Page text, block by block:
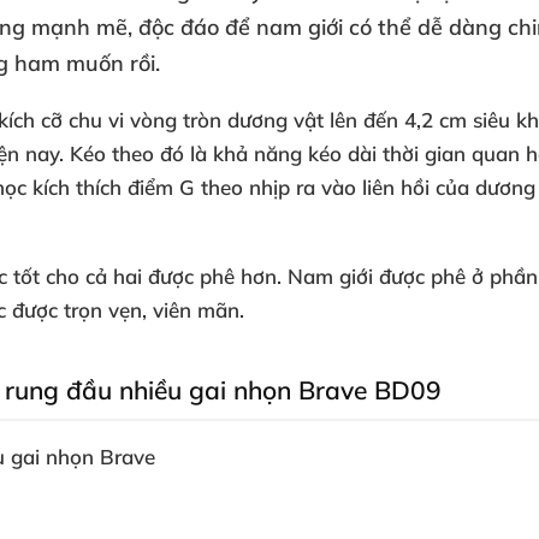
mạnh mẽ, độc đáo để nam giới có thể dễ dàng
ham muốn rồi.
cỡ chu vi vòng tròn dương vật lên đến 4,2 cm siêu
nay. Kéo theo đó là khả năng kéo dài thời gian quan
kích thích điểm G theo nhịp ra vào liên hồi của
tốt cho cả hai được phê hơn. Nam giới được phê ở
được trọn vẹn, viên mãn.
đầu nhiều gai nhọn Brave BD09
gai nhọn Brave